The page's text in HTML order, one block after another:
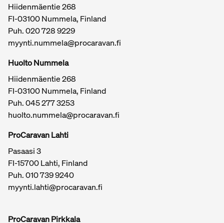
Tärkeitä linkkejä / sivukartta
Hiidenmäentie 268
FI-03100 Nummela, Finland
Puh.020 728 9229
myynti.nummela@procaravan.fi
Huolto Nummela
Hiidenmäentie 268
FI-03100 Nummela, Finland
Puh. 045 277 3253
huolto.nummela@procaravan.fi
ProCaravan Lahti
Pasaasi 3
FI-15700 Lahti, Finland
Puh.010 739 9240
myynti.lahti@procaravan.fi
ProCaravan Pirkkala